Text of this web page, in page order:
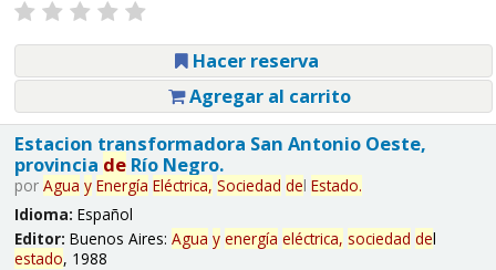
Hacer reserva
Agregar al carrito
Estacion transformadora San Antonio Oeste,
provincia deRío Negro.
por Agua y Energía Eléctrica, Sociedad del Estado.
Idioma: Español
Editor: Buenos Aires: Agua y energía eléctrica, sociedad del
estado, 1988